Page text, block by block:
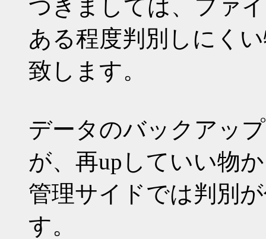
つきましては、ファ
ある程度判別しにく
致します。
データのバックアッ
が、再upしていい物か
管理サイドでは判別
す。